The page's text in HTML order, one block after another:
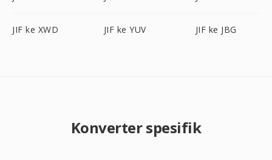
JIF ke XWD JIF ke YUV JIF ke JBG
Konverter spesifik